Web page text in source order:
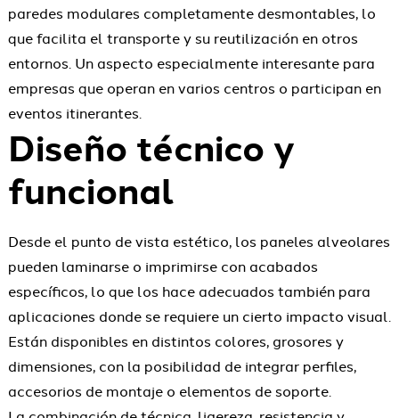
paredes modulares completamente desmontables, lo
que facilita el transporte y su reutilización en otros
entornos. Un aspecto especialmente interesante para
empresas que operan en varios centros o participan en
eventos itinerantes.
Diseño técnico y
funcional
Desde el punto de vista estético, los paneles alveolares
pueden laminarse o imprimirse con acabados
específicos, lo que los hace adecuados también para
aplicaciones donde se requiere un cierto impacto visual.
Están disponibles en distintos colores, grosores y
dimensiones, con la posibilidad de integrar perfiles,
accesorios de montaje o elementos de soporte.